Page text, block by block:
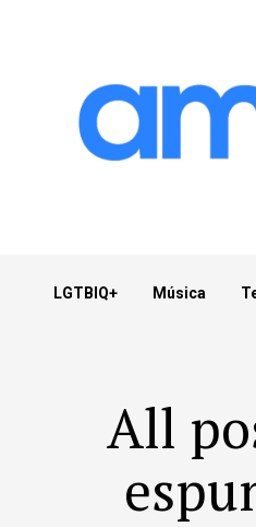
LGTBIQ+ Música
All